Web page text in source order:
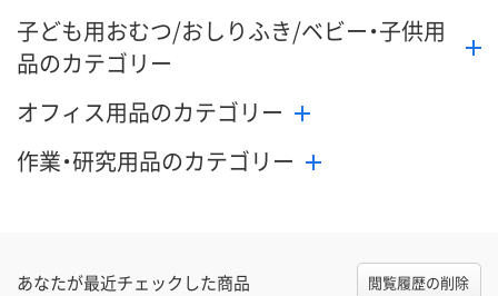
子ども用おむつ/おしりふき/ベビー・子供用
品のカテゴリー
オフィス用品のカテゴリー
作業・研究用品のカテゴリー
あなたが最近チェックした商品 閲覧履歴の削除